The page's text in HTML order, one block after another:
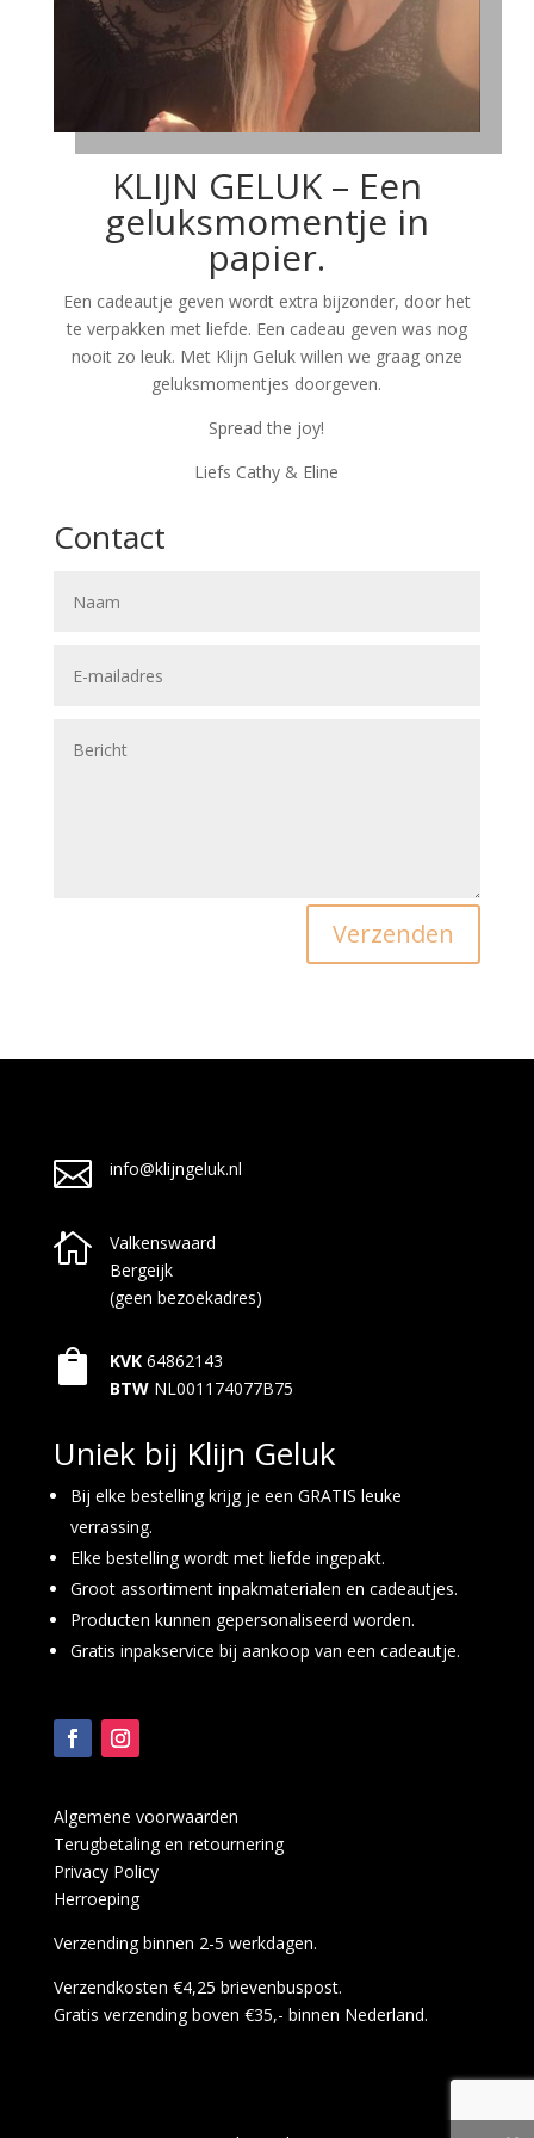
KLIJN GELUK – Een
geluksmomentje in
papier.
Een cadeautje geven wordt extra bijzonder, door het
te verpakken met liefde. Een cadeau geven was nog
nooit zo leuk. Met Klijn Geluk willen we graag onze
geluksmomentjes doorgeven.
Spread the joy!
Liefs Cathy & Eline
Contact
Verzenden
 info@klijngeluk.nl

Valkenswaard
Bergeijk
(geen bezoekadres)
 KVK 64862143
BTW NL001174077B75
Uniek bij Klijn Geluk
Bij elke bestelling krijg je een GRATIS leuke
verrassing.
Elke bestelling wordt met liefde ingepakt.
Groot assortiment inpakmaterialen en cadeautjes.
Producten kunnen gepersonaliseerd worden.
Gratis inpakservice bij aankoop van een cadeautje.
Algemene voorwaarden
Terugbetaling en retournering
Privacy Policy
Herroeping
Verzending binnen 2-5 werkdagen.
Verzendkosten €4,25 brievenbuspost.
Gratis verzending boven €35,- binnen Nederland.